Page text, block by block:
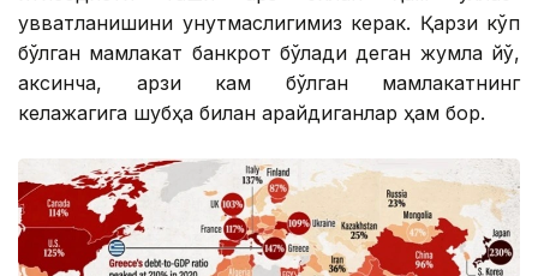
қувватланишини унутмаслигимиз керак. Қарзи кўп
бўлган мамлакат банкрот бўлади деган жумла йўқ,
аксинча, қарзи кам бўлган мамлакатнинг
келажагига шубҳа билан қарайдиганлар ҳам бор.